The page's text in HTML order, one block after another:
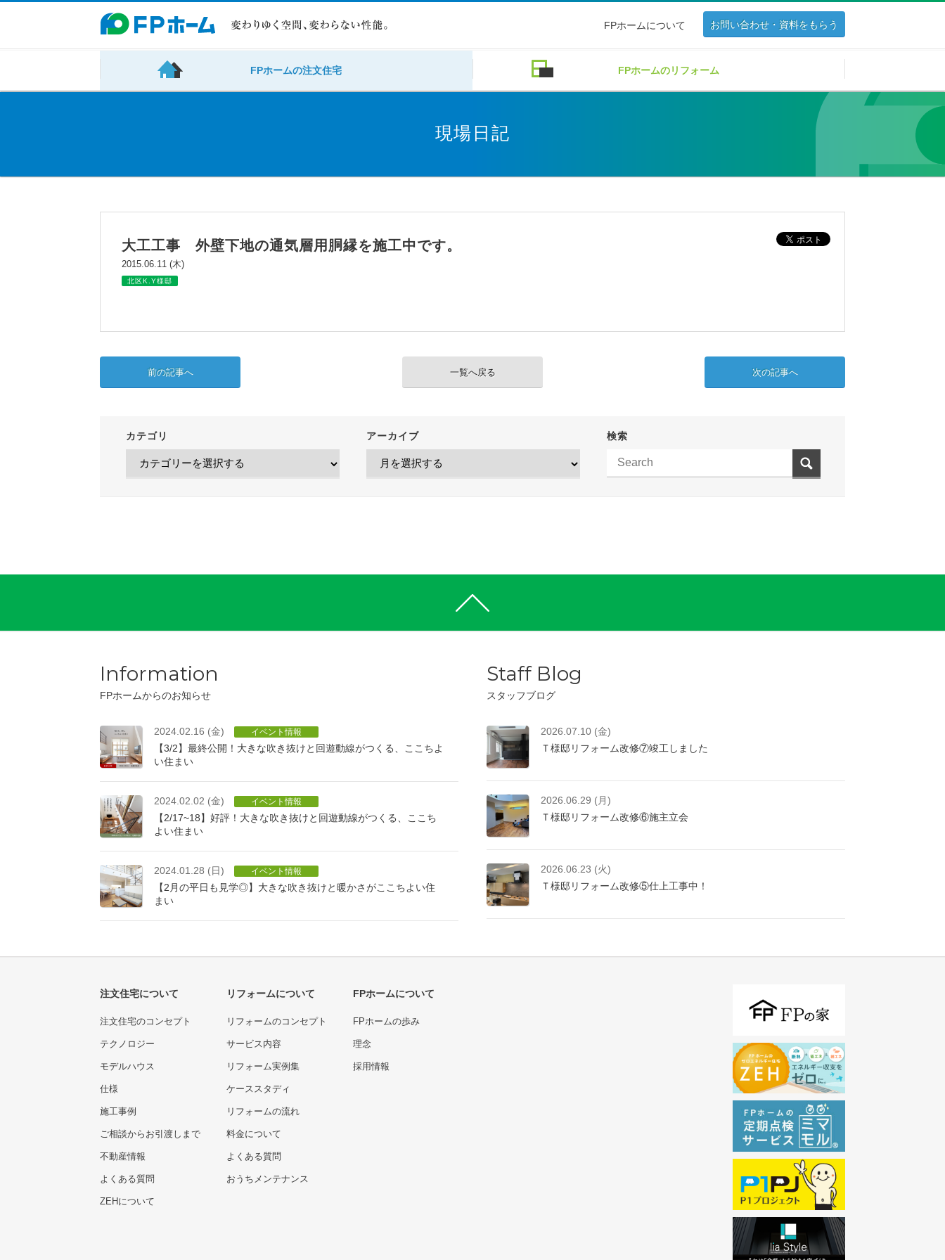
FPホームについて お問い合わせ・資料をもらう
FPホームの注文住宅 FPホームのリフォーム
現場日記
大工工事 外壁下地の通気層用胴縁を施工中です。
2015.06.11 (木)
北区K.Y様邸
前の記事へ 次の記事へ
一覧へ戻る
カテゴリ アーカイブ 検索
Information
FPホームからのお知らせ
2024.02.16 (金) イベント情報
【3/2】最終公開！大きな吹き抜けと回遊動線がつくる、ここちよ
い住まい
2024.02.02 (金) イベント情報
【2/17~18】好評！大きな吹き抜けと回遊動線がつくる、ここち
よい住まい
2024.01.28 (日) イベント情報
【2月の平日も見学◎】大きな吹き抜けと暖かさがここちよい住
まい
Staff Blog
スタッフブログ
2026.07.10 (金)
Ｔ様邸リフォーム改修⑦竣工しました
2026.06.29 (月)
Ｔ様邸リフォーム改修⑥施主立会
2026.06.23 (火)
Ｔ様邸リフォーム改修⑤仕上工事中！
注文住宅について
注文住宅のコンセプト
テクノロジー
モデルハウス
仕様
施工事例
ご相談からお引渡しまで
不動産情報
よくある質問
ZEHについて
リフォームについて
リフォームのコンセプト
サービス内容
リフォーム実例集
ケーススタディ
リフォームの流れ
料金について
よくある質問
おうちメンテナンス
FPホームについて
FPホームの歩み
理念
採用情報